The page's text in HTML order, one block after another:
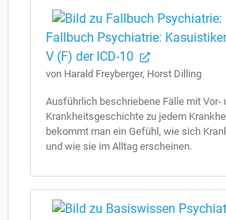
Fallbuch Psychiatrie:
V (F) der ICD-10
von Harald Freyberger, Horst Dilling
Ausführlich beschriebene Fälle mit Vor-
Krankheitsgeschichte zu jedem
bekommt man ein Gefühl, wie sich
und wie sie im Alltag erscheinen.